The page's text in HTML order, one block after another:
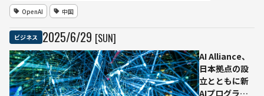
シェア脅か
す構図
OpenAI 中国
ビジネス 2025/6/29 [SUN]
AI Alliance、
日本拠点の設
立とともに新
AIプログラミ